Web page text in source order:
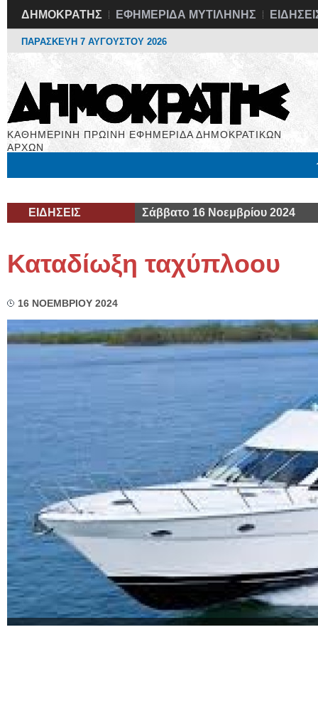
ΔΗΜΟΚΡΑΤΗΣ ΕΦΗΜΕΡΙΔΑ ΜΥΤΙΛΗΝΗΣ
ΠΑΡΑΣΚΕΥΗ 7 ΑΥΓΟΥΣΤΟΥ 2026
ΚΑΘΗΜΕΡΙΝΗ ΠΡΩΙΝΗ ΕΦΗΜΕΡΙΔΑ ΔΗΜΟΚΡΑΤΙΚΩΝ
ΑΡΧΩΝ
ΕΙΔΗΣΕΙΣ Σάββατο 16 Νοεμβρίου 2024
Καταδίωξη ταχύπλοου
16 ΝΟΕΜΒΡΙΟΥ 2024